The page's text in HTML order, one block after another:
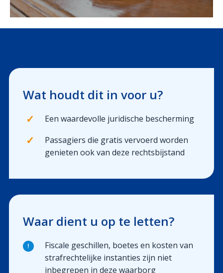
Wat houdt dit in voor u?
✓ Een waardevolle juridische bescherming
✓
Passagiers die gratis vervoerd worden
genieten ook van deze rechtsbijstand
Waar dient u op te letten?
!
Fiscale geschillen, boetes en kosten van
strafrechtelijke instanties zijn niet
inbegrepen in deze waarborg